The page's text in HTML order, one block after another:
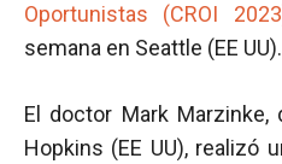
Oportunistas (CROI
semana en Seattle (EE UU).
El doctor Mark Marzinke,
Hopkins (EE UU), realizó